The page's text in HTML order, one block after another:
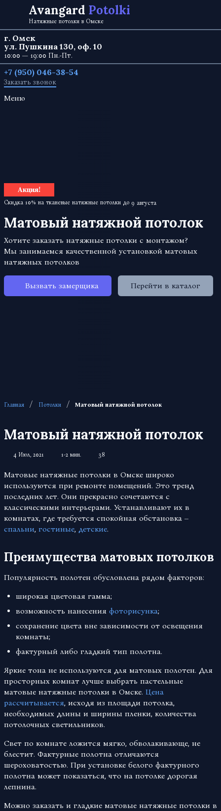
Перейти к содержанию
Avangard Potolki
Натяжные потолки в Омске
г. Омск
ул. Пушкина 130, оф. 10
10:00 — 19:00 Пн.-Пт.
+7 (950) 046-38-54
Заказать звонок
Меню
Акция!
Скидка 10% на тканевые натяжные потолки до 9 августа
Матовый натяжной потолок
Хотите заказать натяжные потолки с монтажом?
Мы занимаемся качественной установкой матовых
натяжных потолков
Вызвать замерщика Перейти в каталог
Главная / Потолки / Матовый натяжной потолок
Матовый натяжной потолок
4 Июл, 2021 1-2 мин. 38
Матовые натяжные потолки в Омске широко
используются при ремонте помещений. Это тренд
последних лет. Они прекрасно сочетаются с
классическими интерьерами. Устанавливают их в
комнатах, где требуется спокойная обстановка –
спальни, гостиные, детские.
Преимущества матовых потолков
Популярность полотен обусловлена рядом факторов:
широкая цветовая гамма;
возможность нанесения фоторисунка;
сохранение цвета вне зависимости от освещения
комнаты;
фактурный либо гладкий тип полотна.
Яркие тона не используются для матовых полотен. Для
просторных комнат лучше выбрать пастельные
матовые натяжные потолки в Омске. Цена
рассчитывается, исходя из площади потолка,
необходимых длины и ширины пленки, количества
потолочных светильников.
Свет по комнате ложится мягко, обволакивающе, не
блестит. Фактурные полотна отличаются
шероховатостью. При установке белого фактурного
полотна может показаться, что на потолке дорогая
лепнина.
Можно заказать и гладкие матовые натяжные потолки в